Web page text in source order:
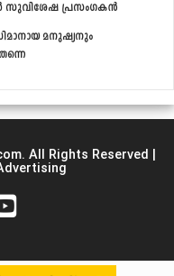
സുവിശേഷ പ്രസംഗകന്‍
മനുഷ്യനും
All Rights Reserved |